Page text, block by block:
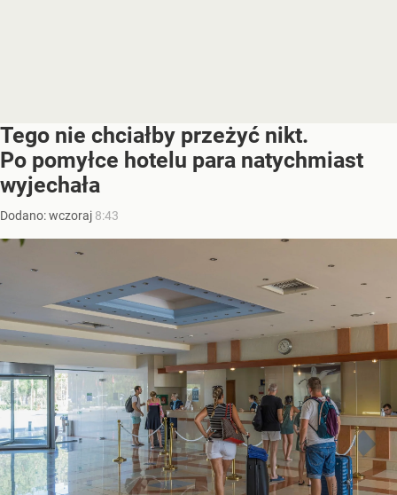
Tego nie chciałby przeżyć nikt.
Po pomyłce hotelu para natychmiast
wyjechała
Dodano:wczoraj 8:43